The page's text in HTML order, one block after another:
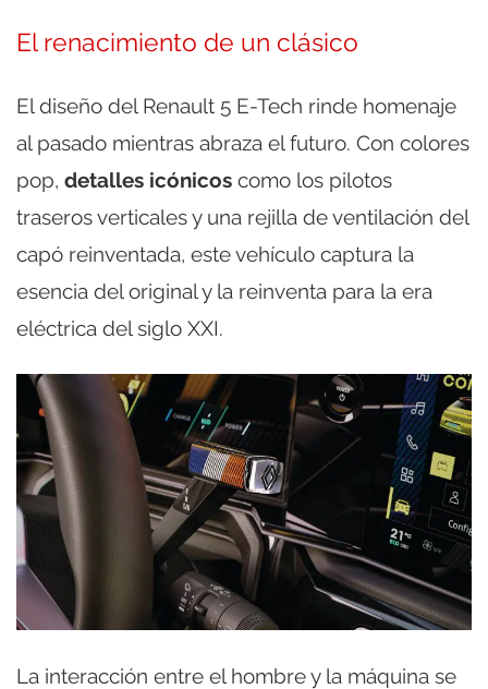
El renacimiento de un clásico
El diseño del Renault 5 E-Tech rinde homenaje
al pasado mientras abraza el futuro. Con colores
pop, detalles icónicos como los pilotos
traseros verticales y una rejilla de ventilación del
capó reinventada, este vehículo captura la
esencia del original y la reinventa para la era
eléctrica del siglo XXI.
La interacción entre el hombre y la máquina se